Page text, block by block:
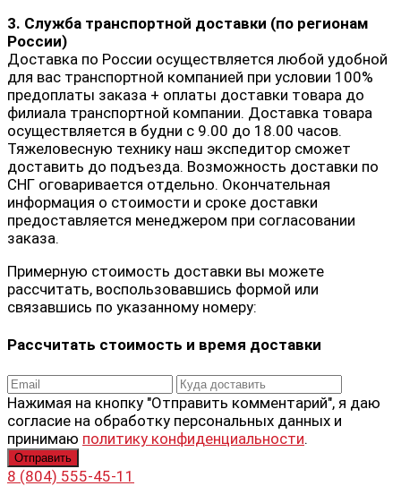
3. Служба транспортной доставки (по регионам
России)
Доставка по России осуществляется любой удобной
для вас транспортной компанией при условии 100%
предоплаты заказа + оплаты доставки товара до
филиала транспортной компании. Доставка товара
осуществляется в будни с 9.00 до 18.00 часов.
Тяжеловесную технику наш экспедитор сможет
доставить до подъезда. Возможность доставки по
СНГ оговаривается отдельно. Окончательная
информация о стоимости и сроке доставки
предоставляется менеджером при согласовании
заказа.
Примерную стоимость доставки вы можете
рассчитать, воспользовавшись формой или
связавшись по указанному номеру:
Рассчитать стоимость и время доставки
Нажимая на кнопку "Отправить комментарий", я даю
согласие на обработку персональных данных и
принимаю политику конфиденциальности.
8 (804) 555-45-11